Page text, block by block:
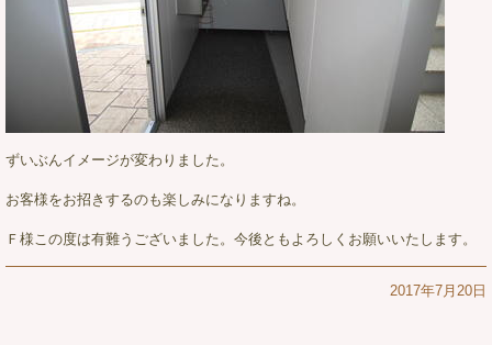
ずいぶんイメージが変わりました。
お客様をお招きするのも楽しみになりますね。
Ｆ様この度は有難うございました。今後ともよろしくお願いいたします。
2017年7月20日